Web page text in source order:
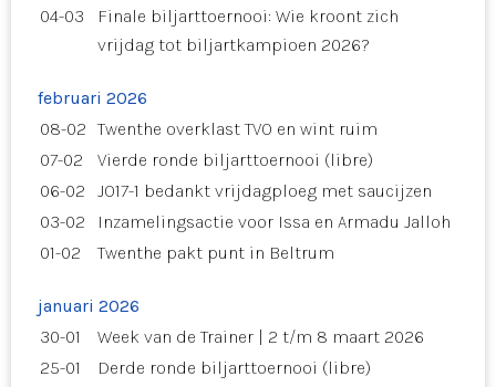
04-03
Finale biljarttoernooi: Wie kroont zich
vrijdag tot biljartkampioen 2026?
februari 2026
08-02 Twenthe overklast TVO en wint ruim
07-02
Vierde ronde biljarttoernooi (libre)
06-02
JO17-1 bedankt vrijdagploeg met saucijzen
03-02
Inzamelingsactie voor Issa en Armadu Jalloh
01-02
Twenthe pakt punt in Beltrum
januari 2026
30-01
Week van de Trainer | 2 t/m 8 maart 2026
25-01
Derde ronde biljarttoernooi (libre)